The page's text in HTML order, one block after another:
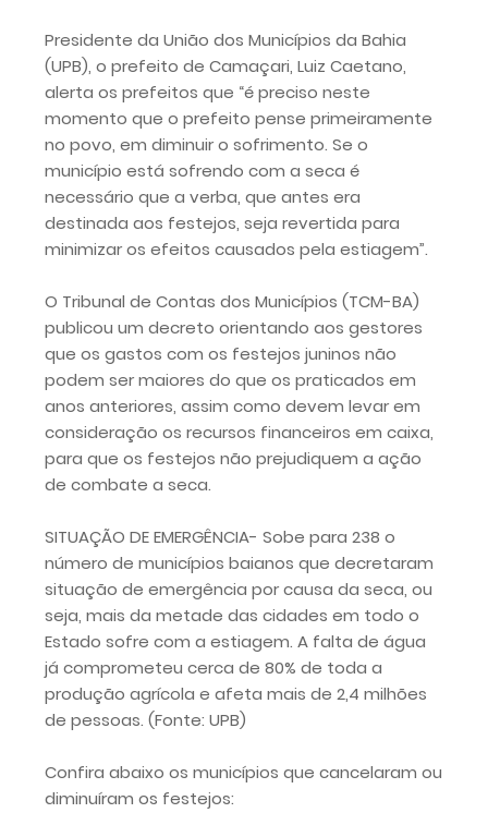
Presidente da União dos Municípios da Bahia
(UPB), o prefeito de Camaçari, Luiz Caetano,
alerta os prefeitos que “é preciso neste
momento que o prefeito pense primeiramente
no povo, em diminuir o sofrimento. Se o
município está sofrendo com a seca é
necessário que a verba, que antes era
destinada aos festejos, seja revertida para
minimizar os efeitos causados pela estiagem”.
O Tribunal de Contas dos Municípios (TCM-BA)
publicou um decreto orientando aos gestores
que os gastos com os festejos juninos não
podem ser maiores do que os praticados em
anos anteriores, assim como devem levar em
consideração os recursos financeiros em caixa,
para que os festejos não prejudiquem a ação
de combate a seca.
SITUAÇÃO DE EMERGÊNCIA- Sobe para 238 o
número de municípios baianos que decretaram
situação de emergência por causa da seca, ou
seja, mais da metade das cidades em todo o
Estado sofre com a estiagem. A falta de água
já comprometeu cerca de 80% de toda a
produção agrícola e afeta mais de 2,4 milhões
de pessoas. (Fonte: UPB)
Confira abaixo os municípios que cancelaram ou
diminuíram os festejos: